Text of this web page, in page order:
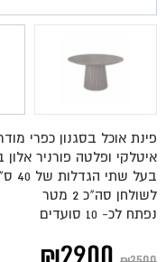
איטלקי ופלטה פורניר אלון
לשולחן סה"כ 2 מטר
נפתח לכ- 10 סועדים